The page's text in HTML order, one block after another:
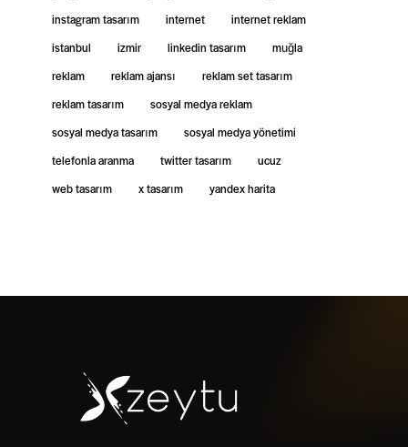
instagram tasarım
internet
internet reklam
istanbul
izmir linkedin tasarım
muğla
reklam
reklam ajansı
reklam set tasarım
reklam tasarım
sosyal medya reklam
sosyal medya tasarım
sosyal medya yönetimi
telefonla aranma
twitter tasarım
ucuz
web tasarım
x tasarım yandex harita